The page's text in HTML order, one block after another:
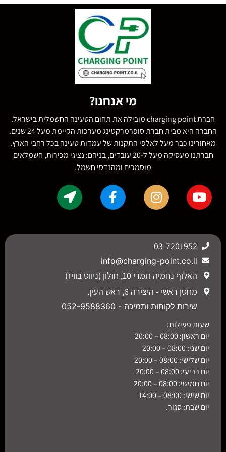
מי אנחנו?
חברת charging point מובילה את תחום הטעינה החשמלית בישראל.
החברה היא מבית חברת סופרמרקטינג מערכות הקיימת מעל 24 שנים.
מאחורינו כבר מעל לאלפי התקנות של עמדות טעינה בכל רחבי הארץ.
חברתנו מעסיקה מעל ל-20 עובדים, בניהם: נציגי מכירות, חשמלאים
מוסמכים ומהנדסי חשמל.
03-7201952
info@charging-point.co.il
האלוף נחמיה תמרי 10, חולון (ניווט בוויז)
מחסן ראשי - היצירה 6, ראש העין.
שירות לקוחות ותמיכה - 052-9588360
שעות פעילות:
יום ראשון: 08:00 – 20:00
יום שני: 08:00 – 20:00
יום שלישי: 08:00 – 20:00
יום רביעי: 08:00 – 20:00
יום חמישי: 08:00 – 20:00
יום שישי: 08:00 – 14:00
יום שבת: סגור.